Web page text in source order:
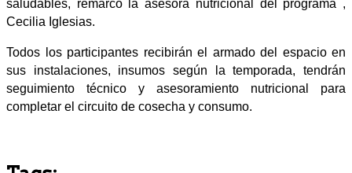
saludables, remarcó la asesora nutricional del programa ,
Cecilia Iglesias.
Todos los participantes recibirán el armado del espacio en
sus instalaciones, insumos según la temporada, tendrán
seguimiento técnico y asesoramiento nutricional para
completar el circuito de cosecha y consumo.